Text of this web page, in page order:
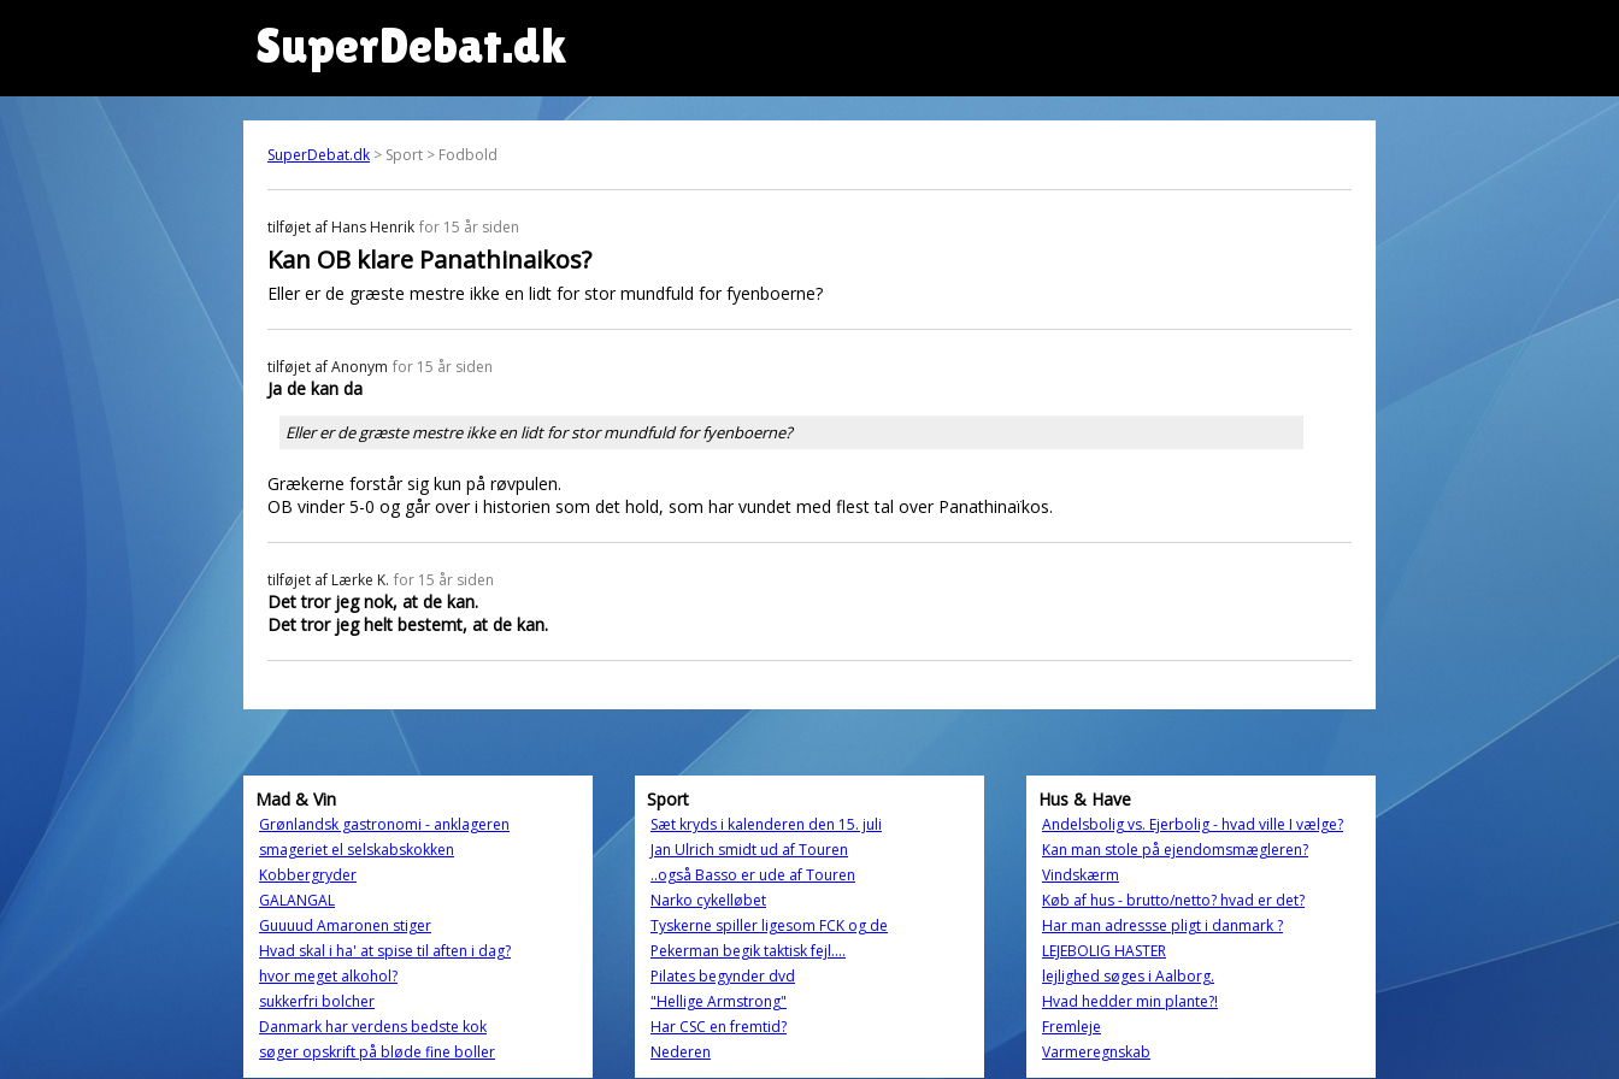
SuperDebat.dk
SuperDebat.dk > Sport > Fodbold
tilføjet af Hans Henrik for 15 år siden
Kan OB klare Panathinaikos?
Eller er de græste mestre ikke en lidt for stor mundfuld for fyenboerne?
tilføjet afAnonym for 15 år siden
Ja de kan da
Eller er de græste mestre ikke en lidt for stor mundfuld for fyenboerne?
Grækerne forstår sig kun på røvpulen.
OB vinder 5-0 og går over i historien som det hold, som har vundet med flest tal over Panathinaïkos.
tilføjet af Lærke K. for 15 år siden
Det tror jeg nok, at de kan.
Det tror jeg helt bestemt, at de kan.
Mad & Vin
Grønlandsk gastronomi - anklageren
smageriet el selskabskokken
Kobbergryder
GALANGAL
Guuuud Amaronen stiger
Hvad skal i ha' at spise til aften i dag?
hvor meget alkohol?
sukkerfri bolcher
Danmark har verdens bedste kok
søger opskrift på bløde fine boller
Sport
Sæt kryds i kalenderen den 15. juli
Jan Ulrich smidt ud af Touren
..også Basso er ude af Touren
Narko cykelløbet
Tyskerne spiller ligesom FCK og de
Pekerman begik taktisk fejl....
Pilates begynder dvd
"Hellige Armstrong"
Har CSC en fremtid?
Nederen
Hus & Have
Andelsbolig vs. Ejerbolig - hvad ville I vælge?
Kan man stole på ejendomsmægleren?
Vindskærm
Køb af hus - brutto/netto? hvad er det?
Har man adressse pligt i danmark ?
LEJEBOLIG HASTER
lejlighed søges i Aalborg.
Hvad hedder min plante?!
Fremleje
Varmeregnskab